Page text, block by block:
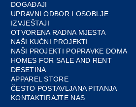
DOGAĐAJI
UPRAVNI ODBOR I OSOBLJE
IZVJEŠTAJI
OTVORENA RADNA MJESTA
NAŠI KUĆNI PROJEKTI
NAŠI PROJEKTI POPRAVKE DOMA
HOMES FOR SALE AND RENT
DESETINA
APPAREL STORE
ČESTO POSTAVLJANA PITANJA
KONTAKTIRAJTE NAS